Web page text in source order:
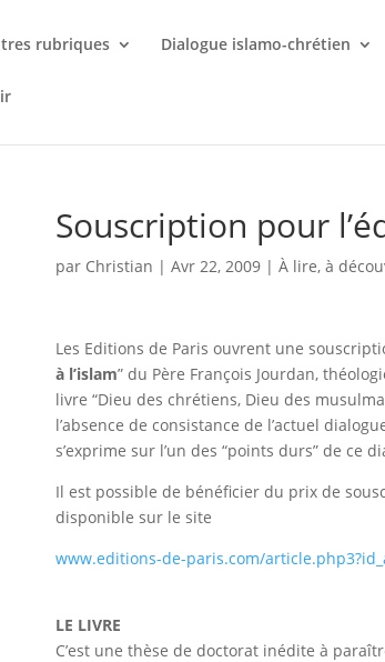
rubriques Dialogue islamo-chrétien
Souscription pour
par Christian | Avr 22, 2009| À lire, à
Les Editions de Paris ouvrent une
à l’islam” du Père François Jourdan,
livre “Dieu des chrétiens, Dieu des
l’absence de consistance de l’actuel
s’exprime sur l’un des “points durs” de ce
Il est possible de bénéficier du prix de
disponible sur le site
www.editions-de-paris.com/
LE LIVRE
C’est une thèse de doctorat inédite à